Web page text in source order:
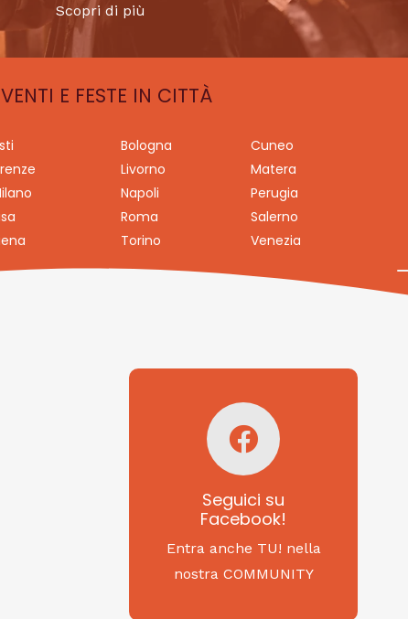
Scopri di più
E FESTE IN CITTÀ
Bologna
Cuneo
Livorno
Matera
Napoli
Perugia
Roma
Salerno
Torino Venezia
Seguici su
Facebook!
Entra anche TU! nella
nostra COMMUNITY
Seguici su
Facebook!
SAGRITALY
Feste, cibi e tradizioni
da Nord a Sud...